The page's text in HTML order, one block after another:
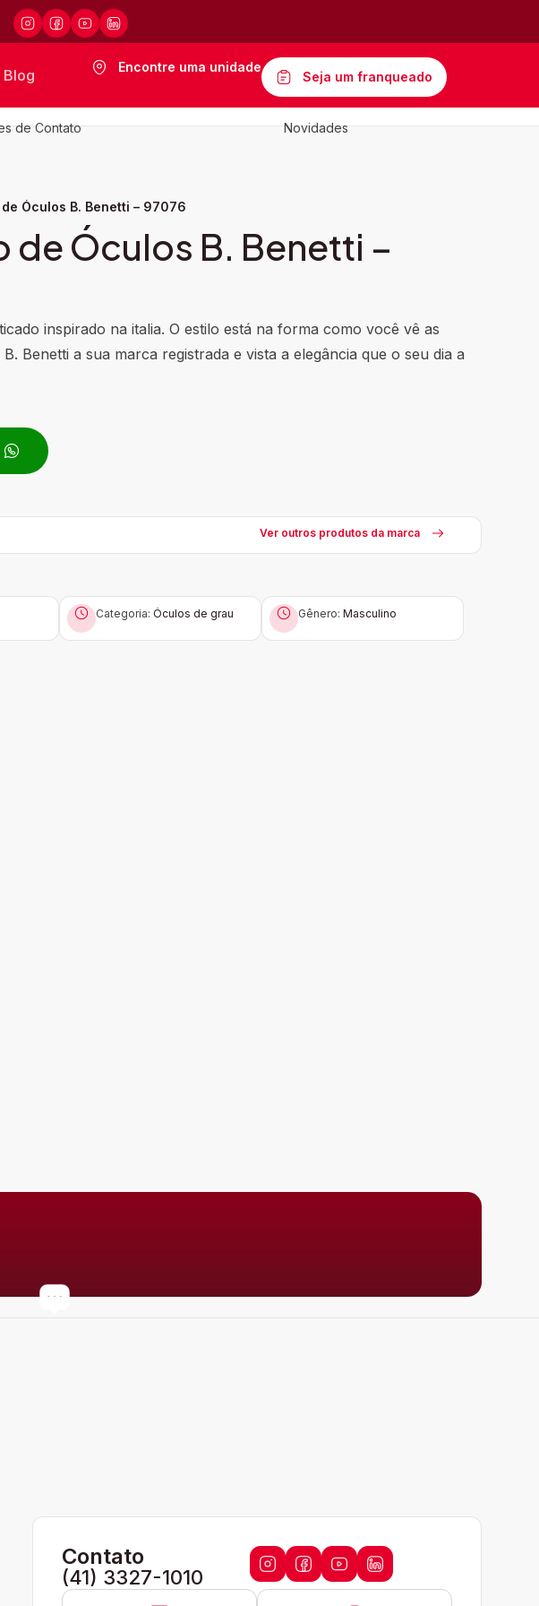
Blog Encontre uma unidade
Seja um franqueado
de Contato Novidades
Óculos B. Benetti – 97076
de Óculos B. Benetti –
inspirado na italia. O estilo está na forma como você vê as
Benetti a sua marca registrada e vista a elegância que o seu dia a
Ver outros produtos da marca
Categoria: Óculos de grau Gênero: Masculino
Contato
(41) 3327-1010